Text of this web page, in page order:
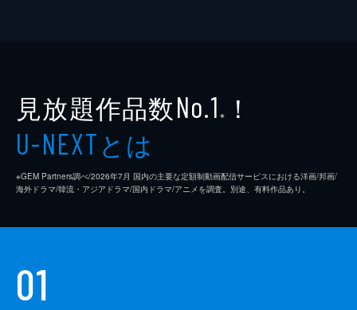
見放題作品数No.1 ※ ！
U-NEXTとは
※GEM Partners調べ/2026年7⽉ 国内の主要な定額制動画配信サービスにおける洋画/邦画/
海外ドラマ/韓流・アジアドラマ/国内ドラマ/アニメを調査。別途、有料作品あり。
01